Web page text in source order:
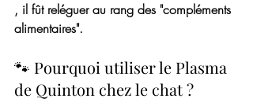
, il fût reléguer au rang des "compléments
alimentaires".
🐾 Pourquoi utiliser le Plasma
de Quinton chez le chat ?